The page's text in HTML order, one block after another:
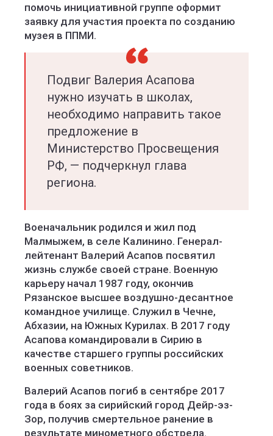
помочь инициативной группе оформит
заявку для участия проекта по созданию
музея в ППМИ.
Подвиг Валерия Асапова
нужно изучать в школах,
необходимо направить такое
предложение в
Министерство Просвещения
РФ, — подчеркнул глава
региона.
Военачальник родился и жил под
Малмыжем, в селе Калинино. Генерал-
лейтенант Валерий Асапов посвятил
жизнь службе своей стране. Военную
карьеру начал 1987 году, окончив
Рязанское высшее воздушно-десантное
командное училище. Служил в Чечне,
Абхазии, на Южных Курилах. В 2017 году
Асапова командировали в Сирию в
качестве старшего группы российских
военных советников.
Валерий Асапов погиб в сентябре 2017
года в боях за сирийский город Дейр-эз-
Зор, получив смертельное ранение в
результате минометного обстрела.